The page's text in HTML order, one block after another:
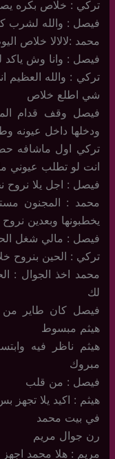
تركي : خلاص بكره
فيصل : والله لشرب
محمد :لالالا خلاص
فيصل : وانا وش ياكد
تركي : والله العظيم
شي اطلع خلاص
فيصل وقف قدام
ودخلها داخل عيونه
تركي اول ماشافه
انت لو تطلب عيوني
فيصل : اجل يلا نروح
محمد : المجنون
يخطبونها وبعدين نروح
فيصل : مالي شغل
تركي : الحين بنروح
محمد اخذ الجوال :
لك
فيصل كان طاير من
هيثم مبسوط
هيثم ناظر فيه
مبروك
فيصل : من قلب
هيثم : اكيد يلا تجهز
في بيت محمد
رن جوال مريم
مريم : هلا محمد اجهز